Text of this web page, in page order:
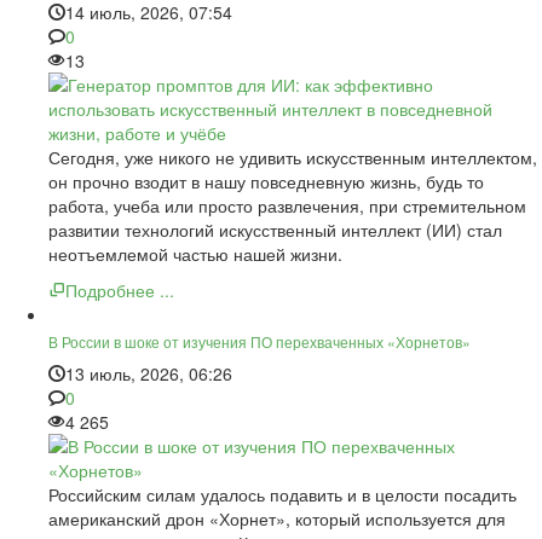
14 июль, 2026, 07:54
0
13
Сегодня, уже никого не удивить искусственным интеллектом,
он прочно взодит в нашу повседневную жизнь, будь то
работа, учеба или просто развлечения, при стремительном
развитии технологий искусственный интеллект (ИИ) стал
неотъемлемой частью нашей жизни.
Подробнее ...
В России в шоке от изучения ПО перехваченных «Хорнетов»
13 июль, 2026, 06:26
0
4 265
Российским силам удалось подавить и в целости посадить
американский дрон «Хорнет», который используется для